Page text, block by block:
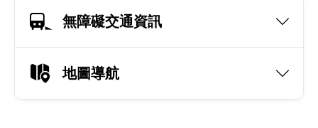
無障礙交通資訊
地圖導航